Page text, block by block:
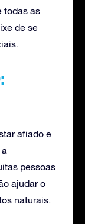
todas as
de se
afiado e
pessoas
ajudar o
naturais.